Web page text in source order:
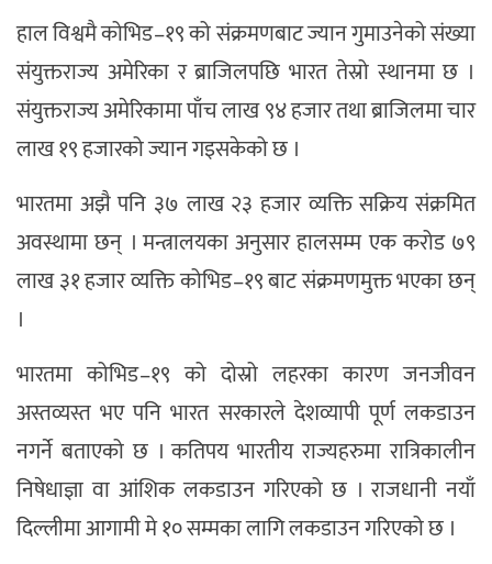
हाल विश्वमै कोभिड–१९ को संक्रमणबाट ज्यान गुमाउनेको संख्या
संयुक्तराज्य अमेरिका र ब्राजिलपछि भारत तेस्रो स्थानमा छ ।
संयुक्तराज्य अमेरिकामा पाँच लाख ९४ हजार तथा ब्राजिलमा चार
लाख १९ हजारको ज्यान गइसकेको छ ।
भारतमा अझै पनि ३७ लाख २३ हजार व्यक्ति सक्रिय संक्रमित
अवस्थामा छन् । मन्त्रालयका अनुसार हालसम्म एक करोड ७९
लाख ३१ हजार व्यक्ति कोभिड–१९ बाट संक्रमणमुक्त भएका छन्
।
भारतमा कोभिड–१९ को दोस्रो लहरका कारण जनजीवन
अस्तव्यस्त भए पनि भारत सरकारले देशव्यापी पूर्ण लकडाउन
नगर्ने बताएको छ । कतिपय भारतीय राज्यहरुमा रात्रिकालीन
निषेधाज्ञा वा आंशिक लकडाउन गरिएको छ । राजधानी नयाँ
दिल्लीमा आगामी मे १० सम्मका लागि लकडाउन गरिएको छ ।